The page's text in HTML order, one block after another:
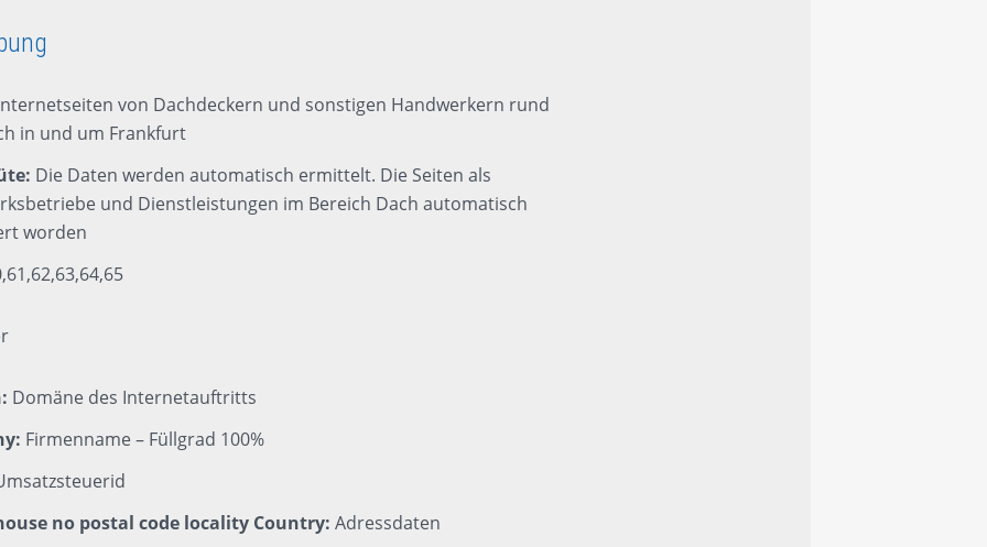
von Dachdeckern und sonstigen Handwerkern rund
in und um Frankfurt
Die Daten werden automatisch ermittelt. Die Seiten als
und Dienstleistungen im Bereich Dach automatisch
worden
Domäne des Internetauftritts
Firmenname – Füllgrad 100%
no postal code locality Country: Adressdaten